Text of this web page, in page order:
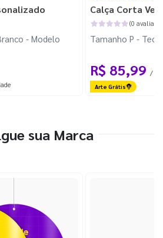
- Modelo
Calça Corta
(0
Tamanho P -
R$ 85,99 / 1
Arte Grátis
sua Marca